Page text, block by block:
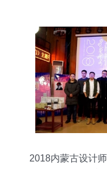
2018内蒙古设计